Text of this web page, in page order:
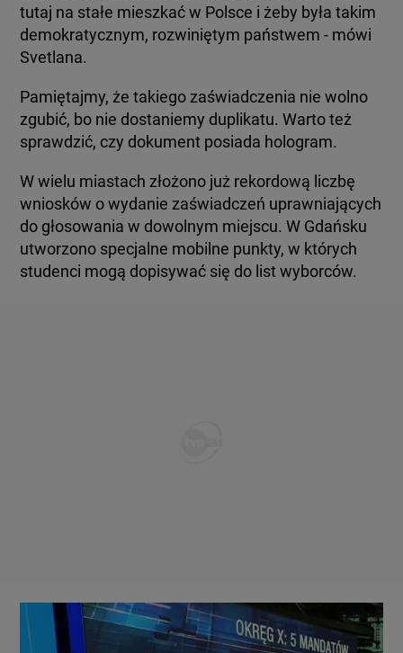
tutaj na stałe mieszkać w Polsce i żeby była takim
demokratycznym, rozwiniętym państwem - mówi
Svetlana.
Pamiętajmy, że takiego zaświadczenia nie wolno
zgubić, bo nie dostaniemy duplikatu. Warto też
sprawdzić, czy dokument posiada hologram.
W wielu miastach złożono już rekordową liczbę
wniosków o wydanie zaświadczeń uprawniających
do głosowania w dowolnym miejscu. W Gdańsku
utworzono specjalne mobilne punkty, w których
studenci mogą dopisywać się do list wyborców.